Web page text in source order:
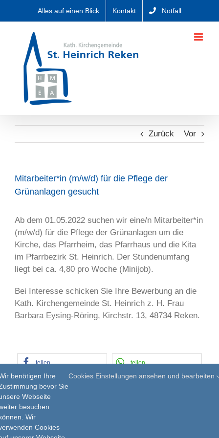
Alles auf einen Blick Kontakt Notfall
Zurück Vor
Mitarbeiter*in (m/w/d) für die Pflege der
Grünanlagen gesucht
Ab dem 01.05.2022 suchen wir eine/n Mitarbeiter*in
(m/w/d) für die Pflege der Grünanlagen um die
Kirche, das Pfarrheim, das Pfarrhaus und die Kita
im Pfarrbezirk St. Heinrich. Der Stundenumfang
liegt bei ca. 4,80 pro Woche (Minijob).
Bei Interesse schicken Sie Ihre Bewerbung an die
Kath. Kirchengemeinde St. Heinrich z. H. Frau
Barbara Eysing-Röring, Kirchstr. 13, 48734 Reken.
teilen teilen
E-Mail
benötigen Ihre
bevor Sie
Webseite
besuchen
Wir
Cookies
Cookies Einstellungen ansehen und bearbeiten